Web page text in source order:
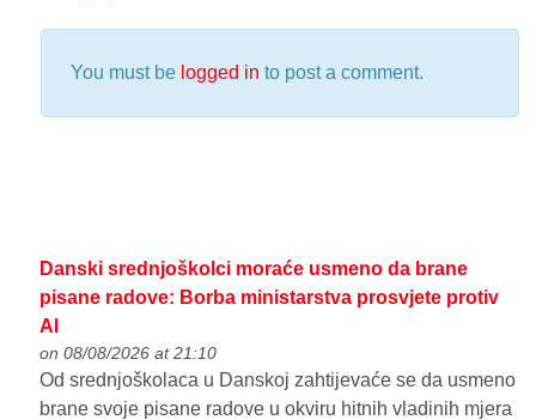
You must be logged in to post a comment.
Danski srednjoškolci moraće usmeno da brane
pisane radove: Borba ministarstva prosvjete protiv
AI
on 08/08/2026 at 21:10
Od srednjoškolaca u Danskoj zahtijevaće se da usmeno
brane svoje pisane radove u okviru hitnih vladinih mjera